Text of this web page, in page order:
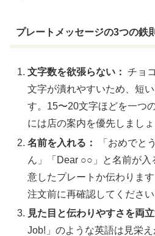
プレートメッセージの3つの鉄
文字数を欲張らない： チョ
文字が潰れやすいため、短
す。15〜20文字ほどを一つ
には店の案内を優先しましょ
名前を入れる：
「おめでと
ん」「Dear ○○」と名前が入
意したプレートか伝わりま
注文前に再確認してください
見た目と伝わりやすさを両立
Job!」のような英語は見栄